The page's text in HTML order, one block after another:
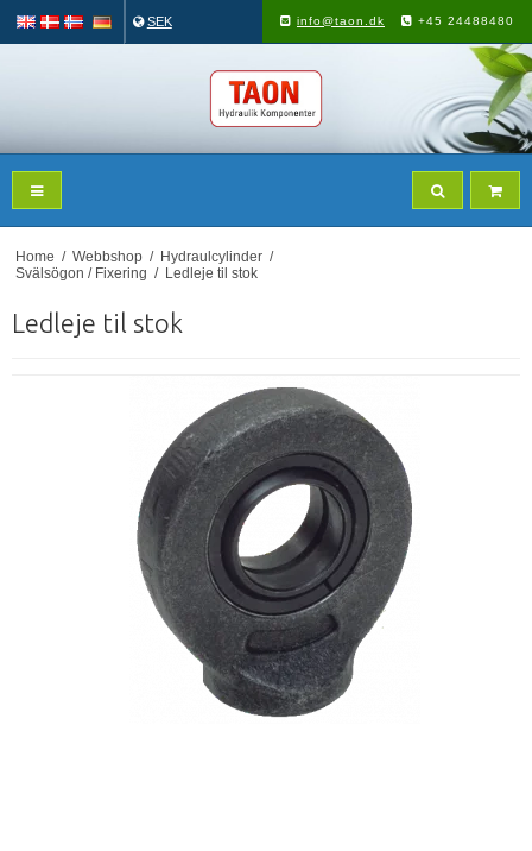
SEK info@taon.dk +45 24488480
Home / Webbshop / Hydraulcylinder /
Svälsögon / Fixering / Ledleje til stok
Ledleje til stok